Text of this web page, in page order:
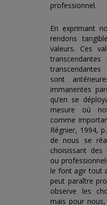
professionnel.
En exprimant
rendons
valeurs. Ces
transcendantes
sont
immanentes
qu’en se
mesure où
comme
Régnier, 1994,
de nous se
choisissant des
ou
le font agir tout
peut paraître
observe les
mais pour